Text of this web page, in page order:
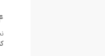
۴. وضعیت